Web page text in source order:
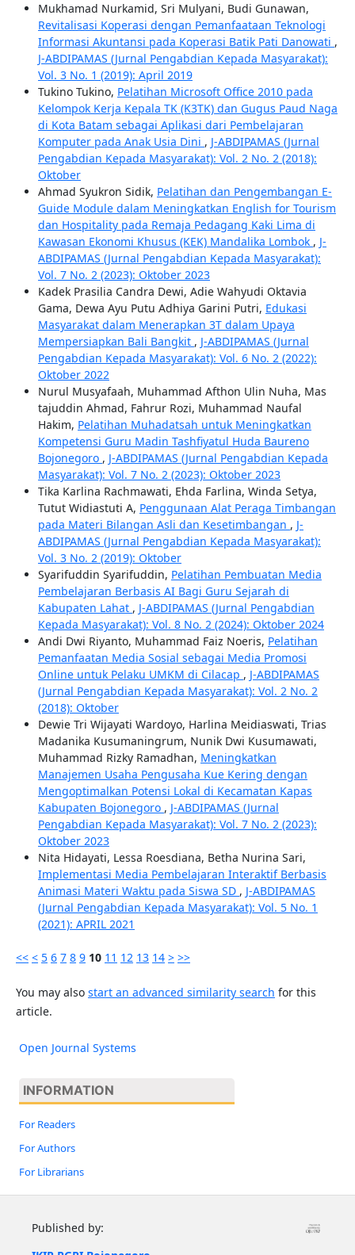
Mukhamad Nurkamid, Sri Mulyani, Budi Gunawan,
Revitalisasi Koperasi dengan Pemanfaataan Teknologi
Informasi Akuntansi pada Koperasi Batik Pati Danowati ,
J-ABDIPAMAS (Jurnal Pengabdian Kepada Masyarakat):
Vol. 3 No. 1 (2019): April 2019
Tukino Tukino, Pelatihan Microsoft Office 2010 pada
Kelompok Kerja Kepala TK (K3TK) dan Gugus Paud Naga
di Kota Batam sebagai Aplikasi dari Pembelajaran
Komputer pada Anak Usia Dini , J-ABDIPAMAS (Jurnal
Pengabdian Kepada Masyarakat): Vol. 2 No. 2 (2018):
Oktober
Ahmad Syukron Sidik, Pelatihan dan Pengembangan E-
Guide Module dalam Meningkatkan English for Tourism
dan Hospitality pada Remaja Pedagang Kaki Lima di
Kawasan Ekonomi Khusus (KEK) Mandalika Lombok , J-
ABDIPAMAS (Jurnal Pengabdian Kepada Masyarakat):
Vol. 7 No. 2 (2023): Oktober 2023
Kadek Prasilia Candra Dewi, Adie Wahyudi Oktavia
Gama, Dewa Ayu Putu Adhiya Garini Putri, Edukasi
Masyarakat dalam Menerapkan 3T dalam Upaya
Mempersiapkan Bali Bangkit , J-ABDIPAMAS (Jurnal
Pengabdian Kepada Masyarakat): Vol. 6 No. 2 (2022):
Oktober 2022
Nurul Musyafaah, Muhammad Afthon Ulin Nuha, Mas
tajuddin Ahmad, Fahrur Rozi, Muhammad Naufal
Hakim, Pelatihan Muhadatsah untuk Meningkatkan
Kompetensi Guru Madin Tashfiyatul Huda Baureno
Bojonegoro , J-ABDIPAMAS (Jurnal Pengabdian Kepada
Masyarakat): Vol. 7 No. 2 (2023): Oktober 2023
Tika Karlina Rachmawati, Ehda Farlina, Winda Setya,
Tutut Widiastuti A, Penggunaan Alat Peraga Timbangan
pada Materi Bilangan Asli dan Kesetimbangan , J-
ABDIPAMAS (Jurnal Pengabdian Kepada Masyarakat):
Vol. 3 No. 2 (2019): Oktober
Syarifuddin Syarifuddin, Pelatihan Pembuatan Media
Pembelajaran Berbasis AI Bagi Guru Sejarah di
Kabupaten Lahat , J-ABDIPAMAS (Jurnal Pengabdian
Kepada Masyarakat): Vol. 8 No. 2 (2024): Oktober 2024
Andi Dwi Riyanto, Muhammad Faiz Noeris, Pelatihan
Pemanfaatan Media Sosial sebagai Media Promosi
Online untuk Pelaku UMKM di Cilacap , J-ABDIPAMAS
(Jurnal Pengabdian Kepada Masyarakat): Vol. 2 No. 2
(2018): Oktober
Dewie Tri Wijayati Wardoyo, Harlina Meidiaswati, Trias
Madanika Kusumaningrum, Nunik Dwi Kusumawati,
Muhammad Rizky Ramadhan, Meningkatkan
Manajemen Usaha Pengusaha Kue Kering dengan
Mengoptimalkan Potensi Lokal di Kecamatan Kapas
Kabupaten Bojonegoro , J-ABDIPAMAS (Jurnal
Pengabdian Kepada Masyarakat): Vol. 7 No. 2 (2023):
Oktober 2023
Nita Hidayati, Lessa Roesdiana, Betha Nurina Sari,
Implementasi Media Pembelajaran Interaktif Berbasis
Animasi Materi Waktu pada Siswa SD , J-ABDIPAMAS
(Jurnal Pengabdian Kepada Masyarakat): Vol. 5 No. 1
(2021): APRIL 2021
<< < 5 6 7 8 9 10 11 12 13 14 > >>
You may also start an advanced similarity search for this
article.
Open Journal Systems
INFORMATION
For Readers
For Authors
For Librarians
Published by: